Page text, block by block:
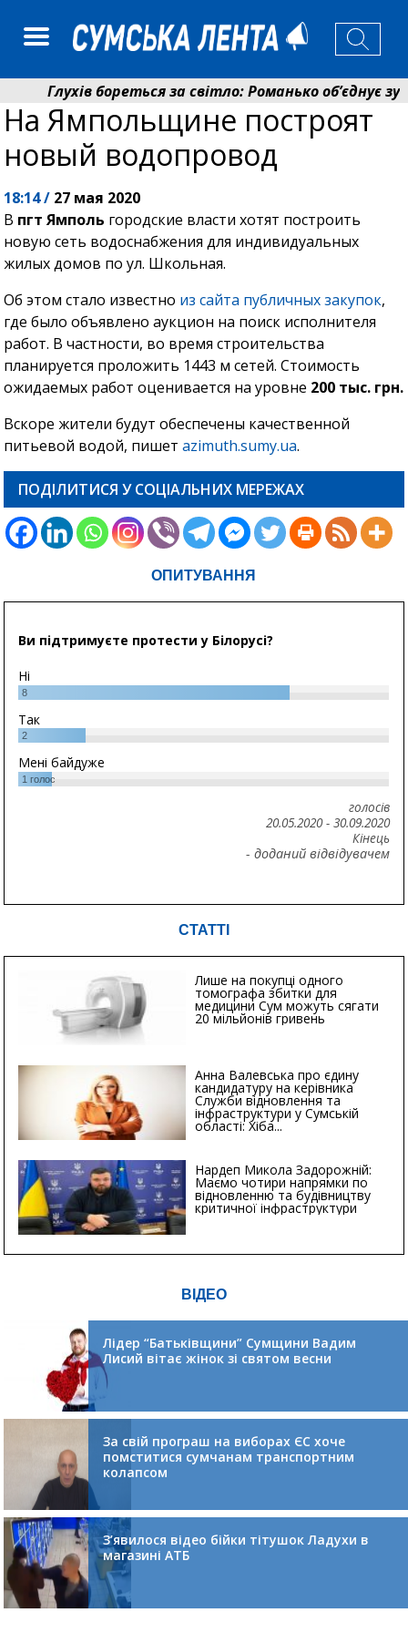
Глухів бореться за світло: Романько об’єднує
Пенсійний фонд Сумщини спрямував 0,2 млрд грн
На Ямпольщине построят
новый водопровод
18:14 / 27 мая 2020
В пгт Ямполь городские власти хотят построить
новую сеть водоснабжения для индивидуальных
жилых домов по ул. Школьная.
Об этом стало известно из сайта публичных закупок,
где было объявлено аукцион на поиск исполнителя
работ. В частности, во время строительства
планируется проложить 1443 м сетей. Стоимость
ожидаемых работ оценивается на уровне 200 тыс. грн.
Вскоре жители будут обеспечены качественной
питьевой водой, пишетazimuth.sumy.ua.
ПОДІЛИТИСЯ У СОЦІАЛЬНИХ МЕРЕЖАХ
ОПИТУВАННЯ
Ви підтримуєте протести у Білорусі?
Ні
8
Так
2
Мені байдуже
1 голос
голосів
20.05.2020- 30.09.2020
Кінець
- доданий відвідувачем
СТАТТІ
Лише на покупці одного
томографа збитки для
медицини Сум можуть сягати
20 мільйонів гривень
Анна Валевська про єдину
кандидатуру на керівника
Служби відновлення та
інфраструктури у Сумській
області: Хіба...
Нардеп Микола Задорожній:
Маємо чотири напрямки по
відновленню та будівництву
критичної інфраструктури
ВІДЕО
Лідер “Батьківщини” Сумщини Вадим
Лисий вітає жінок зі святом весни
За свій програш на виборах ЄС хоче
помститися сумчанам транспортним
колапсом
З’явилося відео бійки тітушок Ладухи в
магазині АТБ